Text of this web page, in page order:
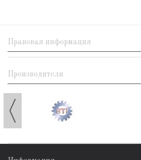
Правовая информация
Производители